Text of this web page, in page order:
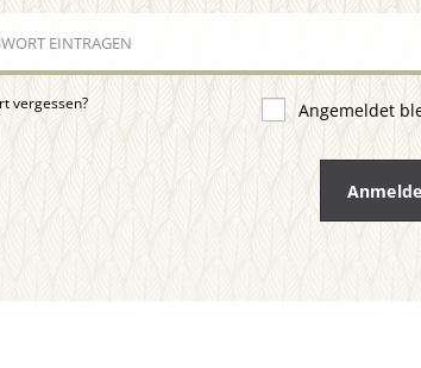
vergessen? Angemeldet